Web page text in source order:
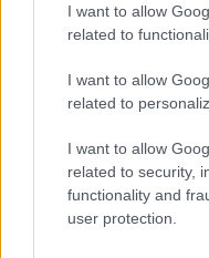
I want to allow
related to
I want to allow
related to
I want to allow
related to security,
functionality and
user protection.
Αθλητισμός |
Πικρός
Άρη απ' την
Ευρώπης οι